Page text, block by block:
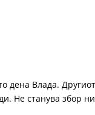
дена Влада.
Не станува збор